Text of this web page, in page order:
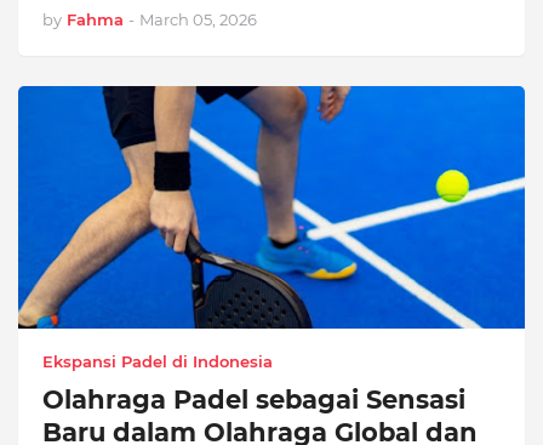
by Fahma - March 05, 2026
Ekspansi Padel di Indonesia
Olahraga Padel sebagai Sensasi
Baru dalam Olahraga Global dan